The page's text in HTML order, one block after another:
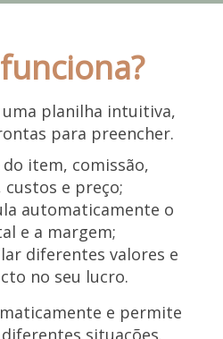
uma planilha intuitiva,
para preencher.
do item, comissão,
e preço;
automaticamente o
e a margem;
diferentes valores e
no seu lucro.
e permite
situações.